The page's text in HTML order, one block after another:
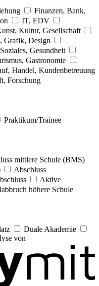
Finanzen, Bank,
IT, EDV
Kultur, Gesellschaft
Grafik, Design
Soziales, Gesundheit
Gastronomie
Handel, Kundenbetreuung
Forschung
Praktikum/Trainee
mittlere Schule (BMS)
Abschluss
Aktive
höhere Schule
Duale Akademie
von